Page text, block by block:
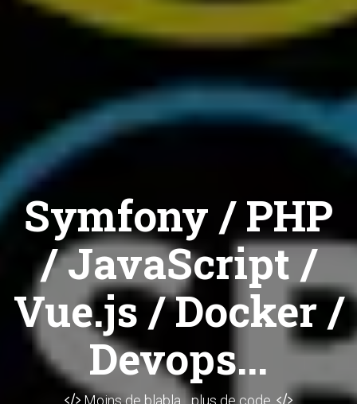
Symfony / PHP
/ JavaScript /
Vue.js / Docker /
Devops...
Moins de blabla... plus de code.